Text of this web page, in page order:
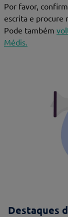
Por favor,
escrita e procure
Pode também
Médis.
Destaques